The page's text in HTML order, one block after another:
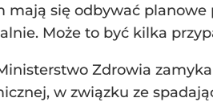
mają się odbywać planowe
Może to być kilka
Zdrowia
w związku ze